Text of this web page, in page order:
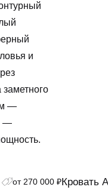
и
—
—
от 270 000 ₽Кровать